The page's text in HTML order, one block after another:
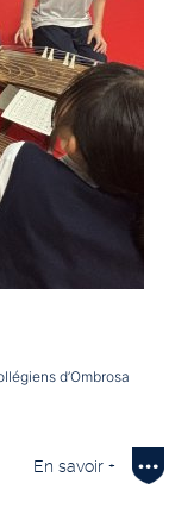
d’Ombrosa
En savoir +